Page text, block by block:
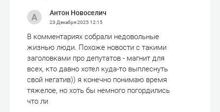
Антон Новоселич
23 Декабря 202512:15
В комментариях собрали недовольные
жизнью люди. Похоже новости с такими
заголовками про депутатов - магнит для
всех, кто давно хотел куда-то выплеснуть
свой негатив)) я конечно понимаю время
тяжелое, но хоть бы немного погордились
что ли